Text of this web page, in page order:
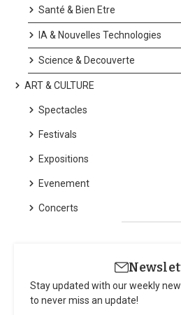
Santé & Bien Etre
IA & Nouvelles Technologies
Science & Decouverte
ART & CULTURE
Spectacles
Festivals
Expositions
Evenement
Concerts
Stay updated with our weekly
to never miss an update!